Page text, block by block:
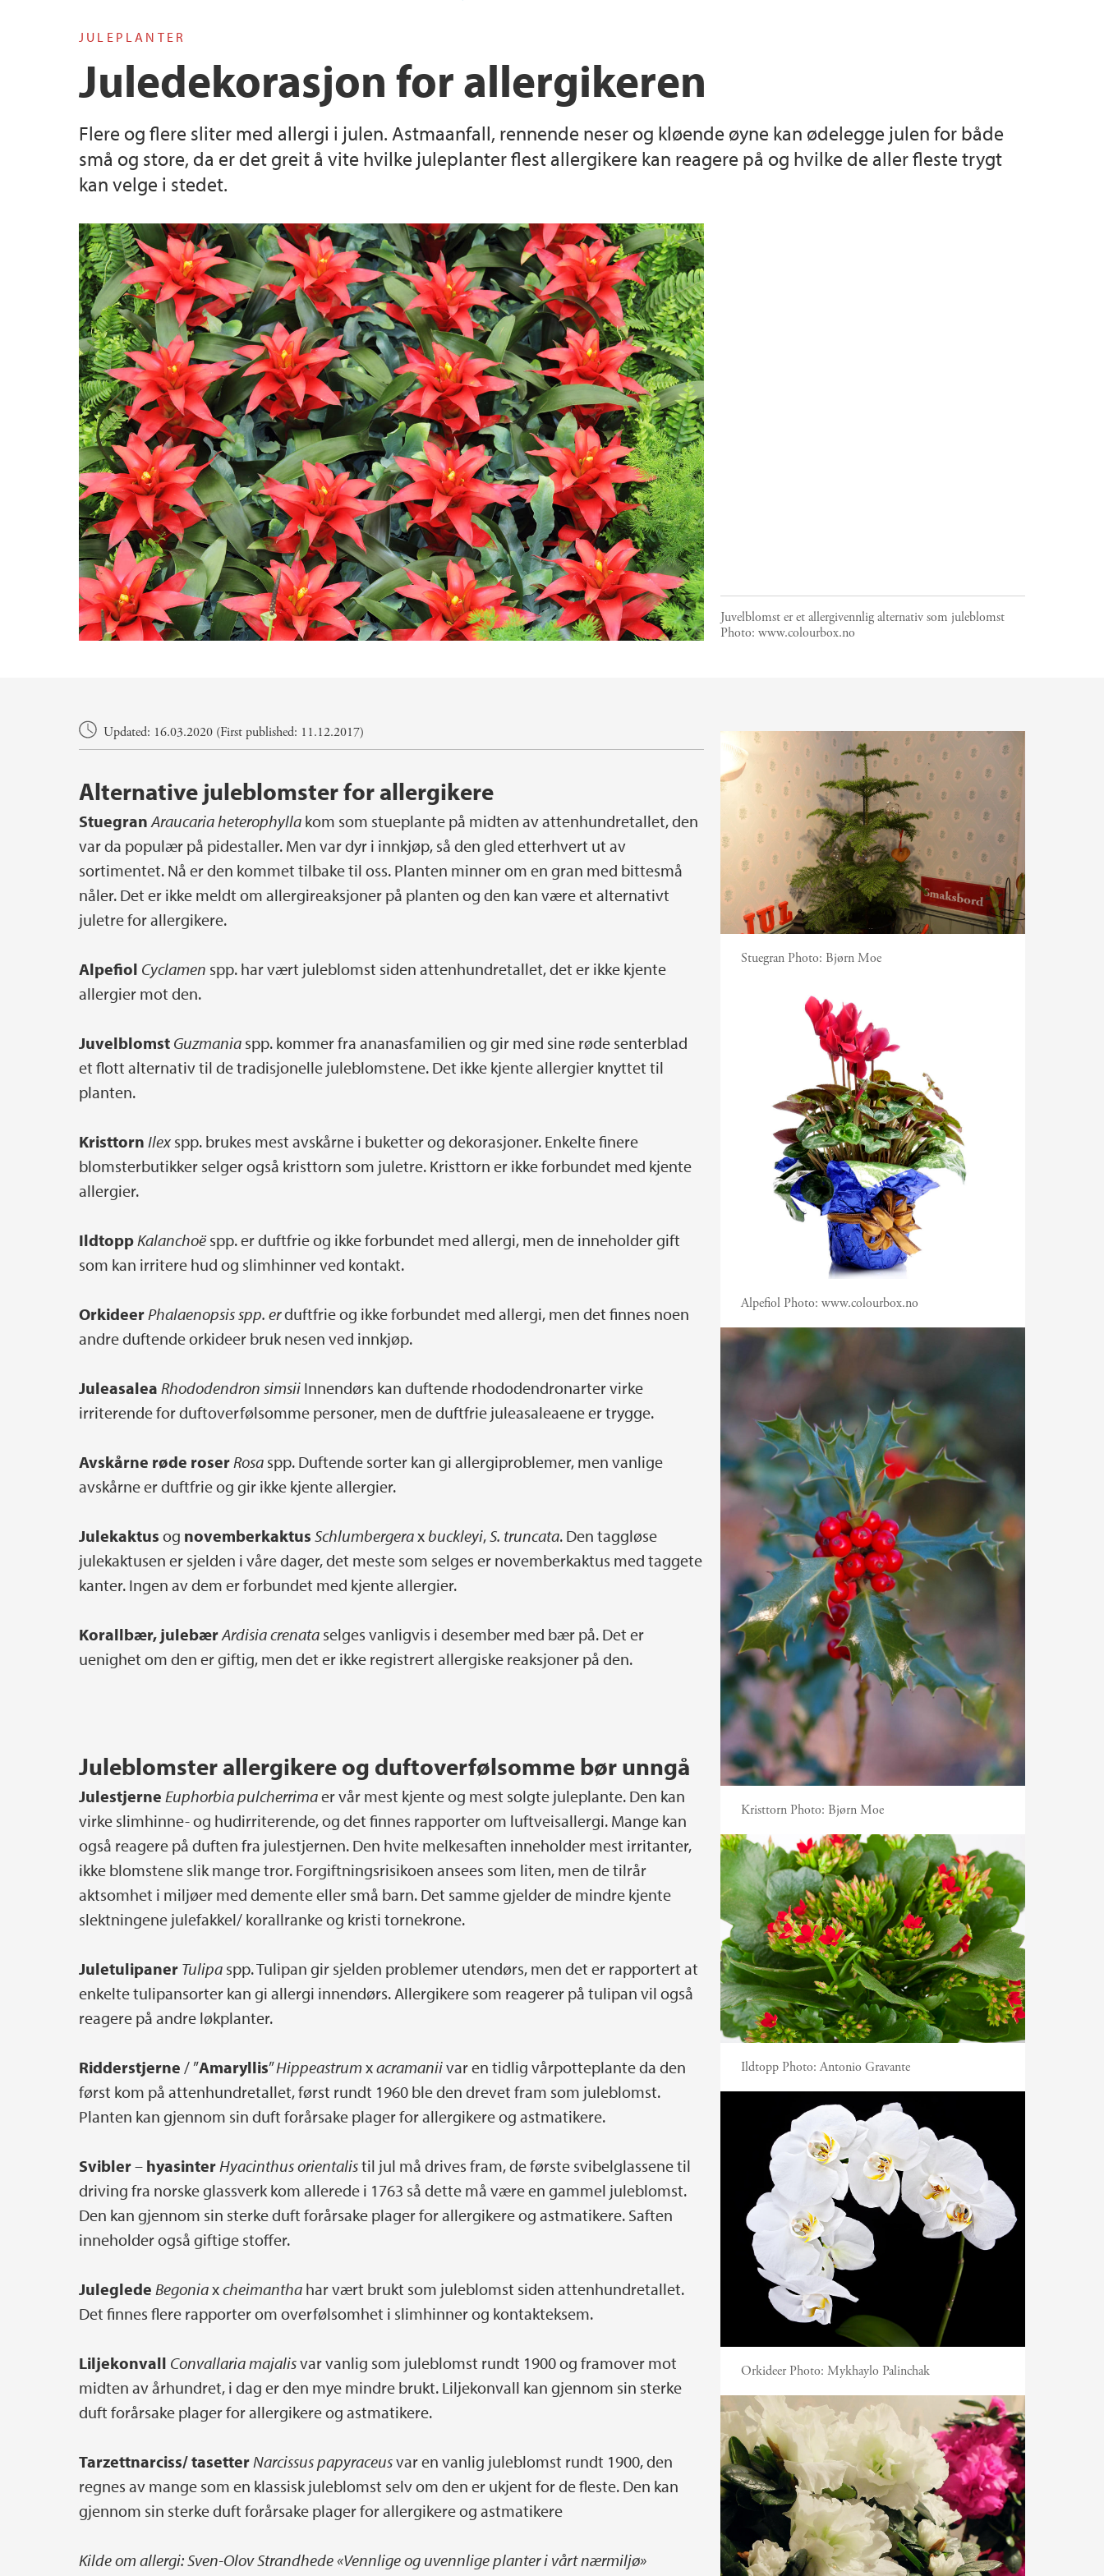
Glasshouses
Preserving threatened species
JULEPLANTER
Juledekorasjon for allergikeren
Flere og flere sliter med allergi i julen. Astmaanfall, rennende neser og kløende øyne kan ødelegge julen for både
små og store, da er det greit å vite hvilke juleplanter flest allergikere kan reagere på og hvilke de aller fleste trygt
kan velge i stedet.
Juvelblomst er et allergivennlig alternativ som juleblomst
Photo:www.colourbox.no
Main contentUpdated: 16.03.2020 (First published: 11.12.2017)
Alternative juleblomster for allergikere
Stuegran Araucaria heterophylla kom som stueplante på midten av attenhundretallet, den
var da populær på pidestaller. Men var dyr i innkjøp, så den gled etterhvert ut av
sortimentet. Nå er den kommet tilbake til oss. Planten minner om en gran med bittesmå
nåler. Det er ikke meldt om allergireaksjoner på planten og den kan være et alternativt
juletre for allergikere.
Alpefiol Cyclamen spp. har vært juleblomst siden attenhundretallet, det er ikke kjente
allergier mot den.
Juvelblomst Guzmania spp. kommer fra ananasfamilien og gir med sine røde senterblad
et flott alternativ til de tradisjonelle juleblomstene. Det ikke kjente allergier knyttet til
planten.
Kristtorn Ilexspp. brukes mest avskårne i buketter og dekorasjoner. Enkelte finere
blomsterbutikker selger også kristtorn som juletre. Kristtorn er ikke forbundet med kjente
allergier.
Ildtopp Kalanchoë spp. er duftfrie og ikke forbundet med allergi, men de inneholder gift
som kan irritere hud og slimhinner ved kontakt.
Orkideer Phalaenopsis spp. erduftfrie og ikke forbundet med allergi, men det finnes noen
andre duftende orkideer bruk nesen ved innkjøp.
Juleasalea Rhododendron simsii Innendørs kan duftende rhododendronarter virke
irriterende for duftoverfølsomme personer, men de duftfrie juleasaleaene er trygge.
Avskårne røde roser Rosa spp. Duftende sorter kan gi allergiproblemer, men vanlige
avskårne er duftfrie og gir ikke kjente allergier.
Julekaktus og novemberkaktus Schlumbergerax buckleyi,S. truncata. Den taggløse
julekaktusen er sjelden i våre dager, det meste som selges er novemberkaktus med taggete
kanter. Ingen av dem er forbundet med kjente allergier.
Korallbær, julebærArdisia crenata selges vanligvis i desember med bær på. Det er
uenighet om den er giftig, men det er ikke registrert allergiske reaksjoner på den.
Juleblomster allergikere og duftoverfølsomme bør unngå
Julestjerne Euphorbia pulcherrimaer vår mest kjente og mest solgte juleplante. Den kan
virke slimhinne- og hudirriterende, og det finnes rapporter om luftveisallergi. Mange kan
også reagere på duften fra julestjernen. Den hvite melkesaften inneholder mest irritanter,
ikke blomstene slik mange tror. Forgiftningsrisikoen ansees som liten, men de tilrår
aktsomhet i miljøer med demente eller små barn. Det samme gjelder de mindre kjente
slektningene julefakkel/ korallranke og kristi tornekrone.
Juletulipaner Tulipa spp. Tulipan gir sjelden problemer utendørs, men det er rapportert at
enkelte tulipansorter kan gi allergi innendørs. Allergikere som reagerer på tulipan vil også
reagere på andre løkplanter.
Ridderstjerne / ”Amaryllis”Hippeastrum xacramaniivar en tidlig vårpotteplante da den
først kom på attenhundretallet, først rundt 1960 ble den drevet fram som juleblomst.
Planten kan gjennom sin duft forårsake plager for allergikere og astmatikere.
Svibler– hyasinter Hyacinthus orientalistil jul må drives fram, de første svibelglassene til
driving fra norske glassverk kom allerede i 1763 så dette må være en gammel juleblomst.
Den kan gjennom sin sterke duft forårsake plager for allergikere og astmatikere. Saften
inneholder også giftige stoffer.
Juleglede Begoniaxcheimantha har vært brukt som juleblomst siden attenhundretallet.
Det finnes flere rapporter om overfølsomhet i slimhinner og kontakteksem.
Liljekonvall Convallaria majalisvar vanlig som juleblomst rundt 1900 og framover mot
midten av århundret, i dag er den mye mindre brukt. Liljekonvall kan gjennom sin sterke
duft forårsake plager for allergikere og astmatikere.
Tarzettnarciss/ tasetter Narcissus papyraceusvar en vanlig juleblomst rundt 1900, den
regnes av mange som en klassisk juleblomst selv om den er ukjent for de fleste. Den kan
gjennom sin sterke duft forårsake plager for allergikere og astmatikere
Kilde om allergi: Sven-Olov Strandhede «Vennlige og uvennlige planter i vårt nærmiljø»
Stuegran Photo: Bjørn Moe
Alpefiol Photo:www.colourbox.no
Kristtorn Photo: Bjørn Moe
Ildtopp Photo:Antonio Gravante
Orkideer Photo:Mykhaylo Palinchak